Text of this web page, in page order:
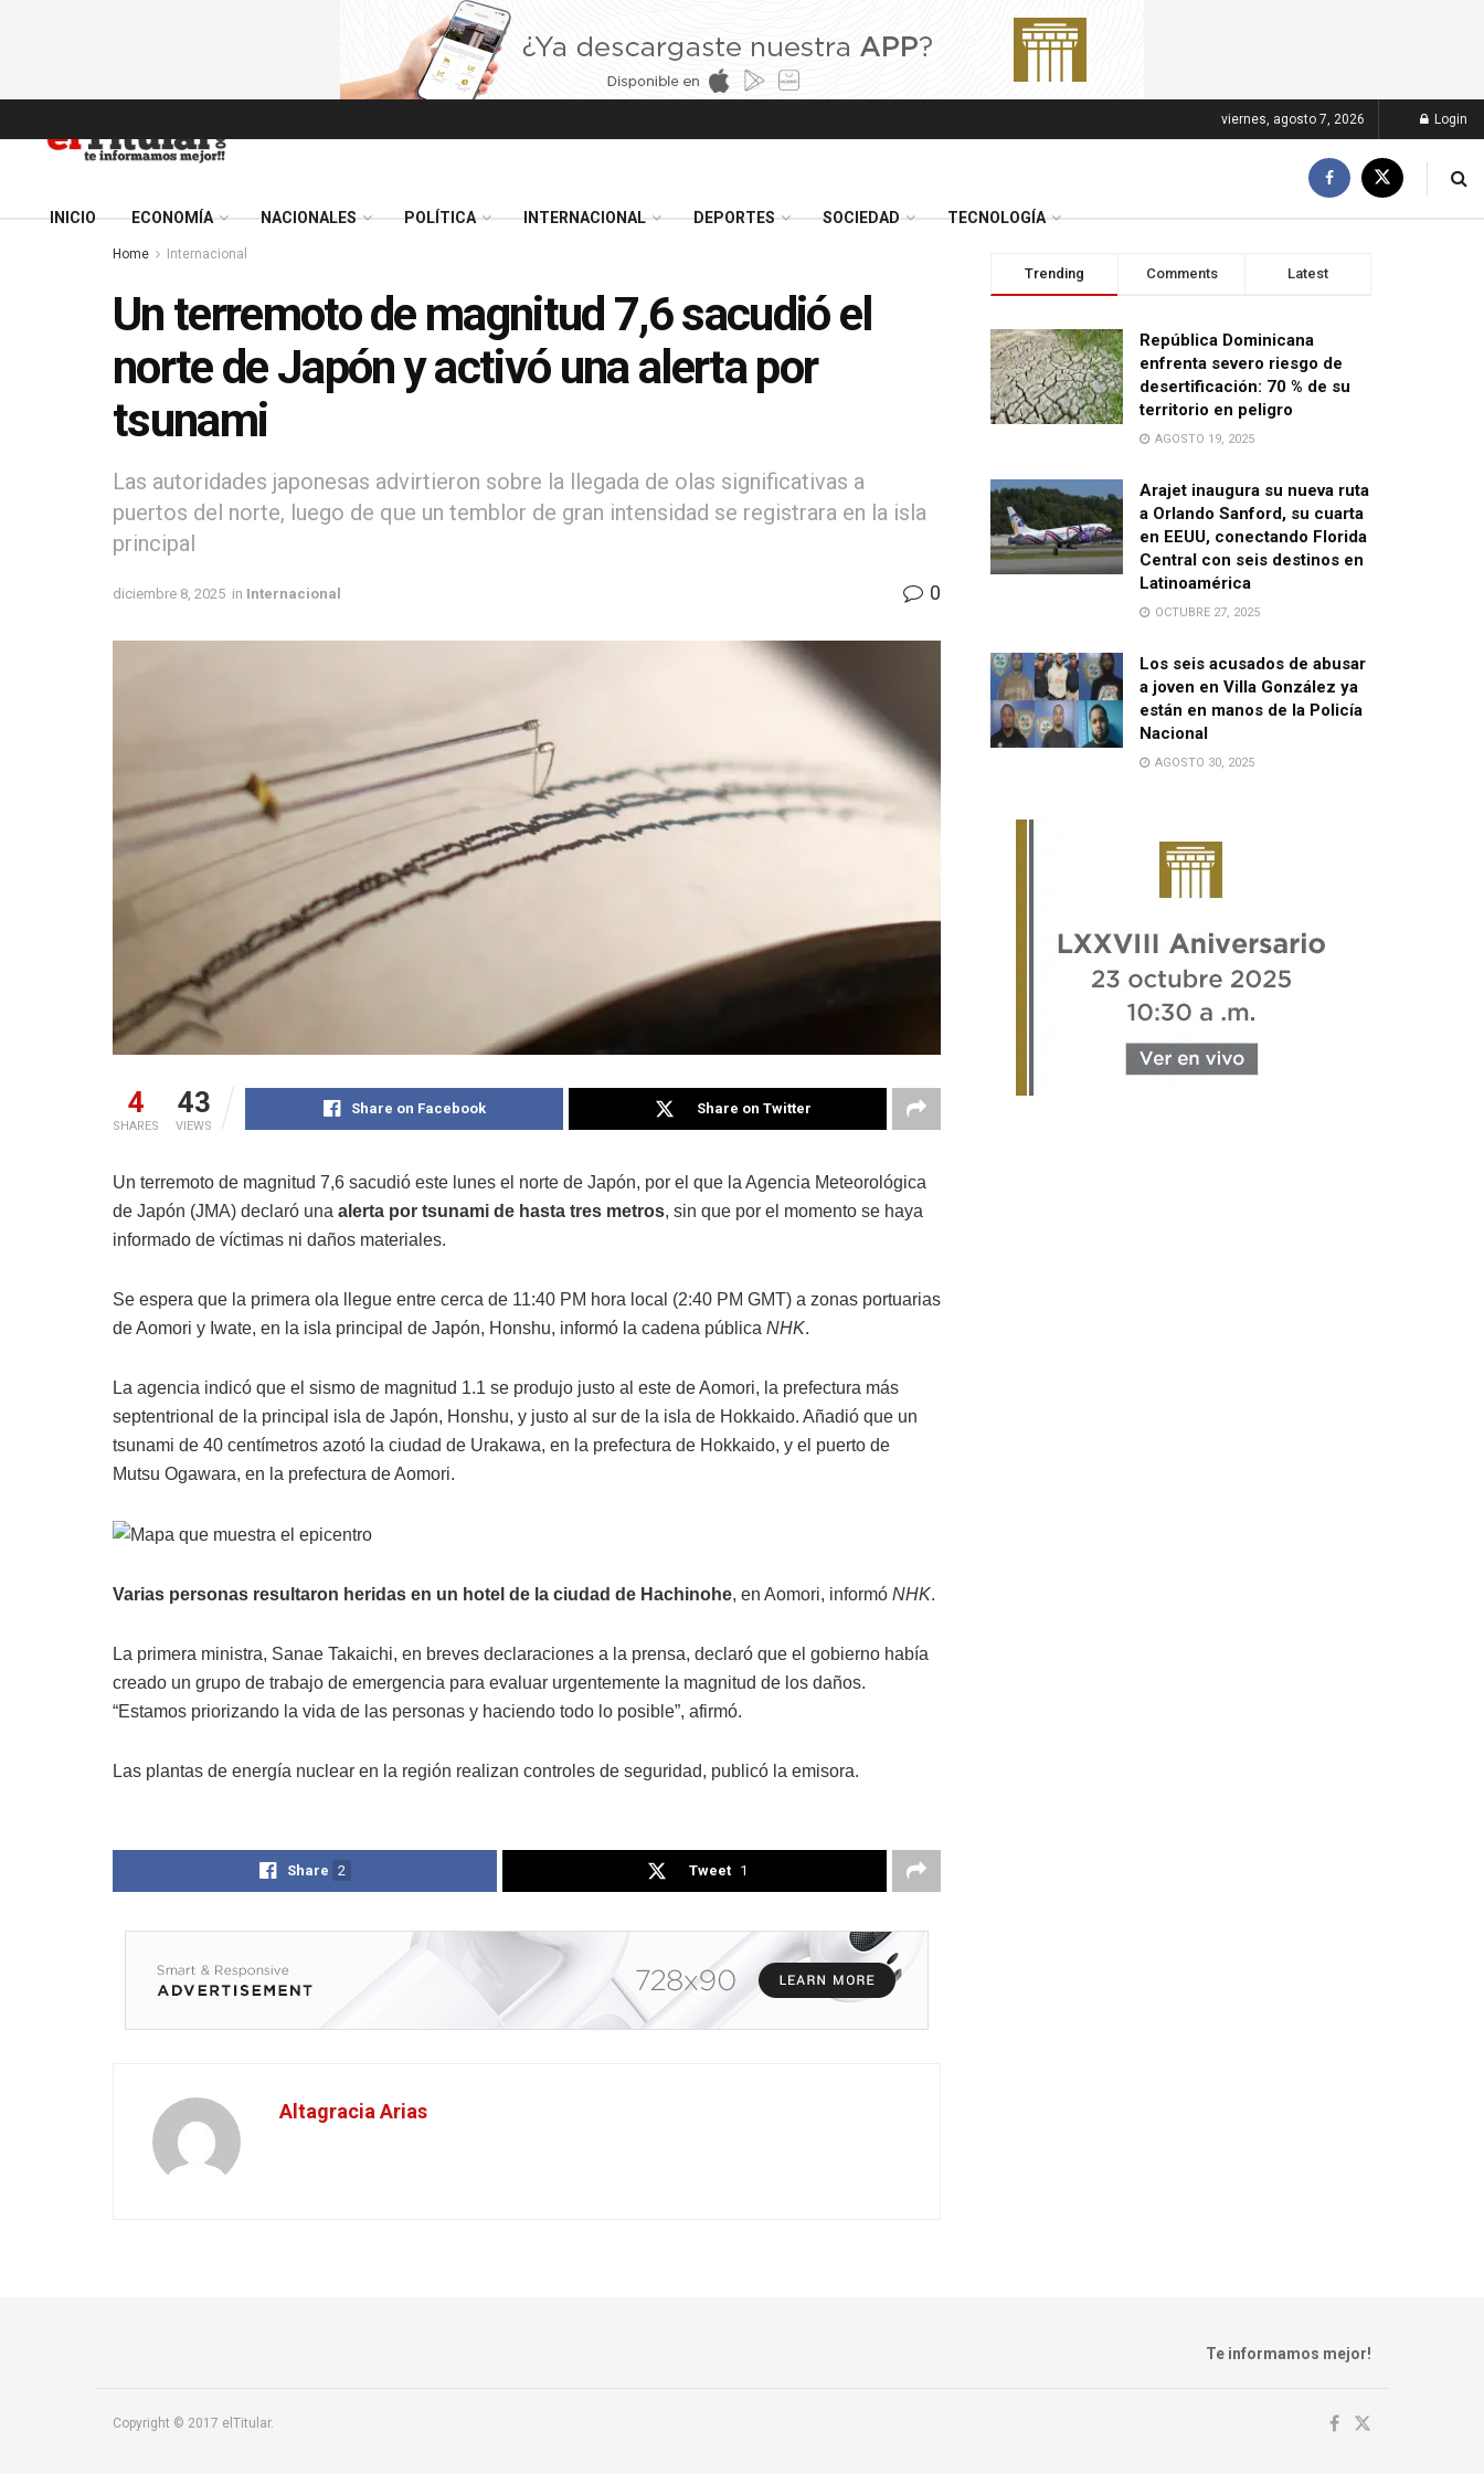
viernes, agosto 7, 2026 Login
INICIO ECONOMÍA NACIONALES POLÍTICA INTERNACIONAL DEPORTES SOCIEDAD TECNOLOGÍA
Home Internacional
Un terremoto de magnitud 7,6 sacudió el
norte de Japón y activó una alerta por
tsunami
Las autoridades japonesas advirtieron sobre la llegada de olas significativas a
puertos del norte, luego de que un temblor de gran intensidad se registrara en la isla
principal
diciembre 8, 2025 in Internacional 0
4
SHARES
43
VIEWS
Share on Facebook Share on Twitter
Un terremoto de magnitud 7,6 sacudió este lunes el norte de Japón, por el que la Agencia Meteorológica
de Japón (JMA) declaró una alerta por tsunami de hasta tres metros, sin que por el momento se haya
informado de víctimas ni daños materiales.
Se espera que la primera ola llegue entre cerca de 11:40 PM hora local (2:40 PM GMT) a zonas portuarias
de Aomori y Iwate, en la isla principal de Japón, Honshu, informó la cadena pública NHK.
La agencia indicó que el sismo de magnitud 1.1 se produjo justo al este de Aomori, la prefectura más
septentrional de la principal isla de Japón, Honshu, y justo al sur de la isla de Hokkaido. Añadió que un
tsunami de 40 centímetros azotó la ciudad de Urakawa, en la prefectura de Hokkaido, y el puerto de
Mutsu Ogawara, en la prefectura de Aomori.
Varias personas resultaron heridas en un hotel de la ciudad de Hachinohe, en Aomori, informó NHK.
La primera ministra, Sanae Takaichi, en breves declaraciones a la prensa, declaró que el gobierno había
creado un grupo de trabajo de emergencia para evaluar urgentemente la magnitud de los daños.
“Estamos priorizando la vida de las personas y haciendo todo lo posible”, afirmó.
Las plantas de energía nuclear en la región realizan controles de seguridad, publicó la emisora.
Share 2 Tweet 1
Altagracia Arias
Trending Comments Latest
República Dominicana
enfrenta severo riesgo de
desertificación: 70 % de su
territorio en peligro
AGOSTO 19, 2025
Arajet inaugura su nueva ruta
a Orlando Sanford, su cuarta
en EEUU, conectando Florida
Central con seis destinos en
Latinoamérica
OCTUBRE 27, 2025
Los seis acusados de abusar
a joven en Villa González ya
están en manos de la Policía
Nacional
AGOSTO 30, 2025
Te informamos mejor!
Copyright © 2017 elTitular.